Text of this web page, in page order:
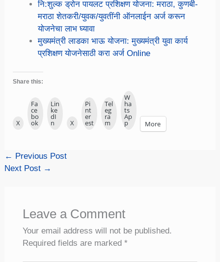
नि:शुल्क ड्रोन पायलट प्रशिक्षण योजना: मराठा, कुणबी-
मराठा शेतकरी/युवक/युवतींनी ऑनलाईन अर्ज करून
योजनेचा लाभ घ्यावा
मुख्यमंत्री लाडका भाऊ योजना: मुख्यमंत्री युवा कार्य
प्रशिक्षण योजनेसाठी करा अर्ज Online
Share this:
X
Fa
ce
bo
ok
Lin
ke
dI
n X
Pi
nt
er
est
Tel
eg
ra
m
W
ha
ts
Ap
p More
← Previous Post
Next Post →
Leave a Comment
Your email address will not be published.
Required fields are marked *